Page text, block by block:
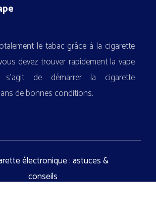
le tabac grâce à la cigarette
devez trouver rapidement la vape
s’agit de démarrer la cigarette
de bonnes conditions.
électronique : astuces &
conseils